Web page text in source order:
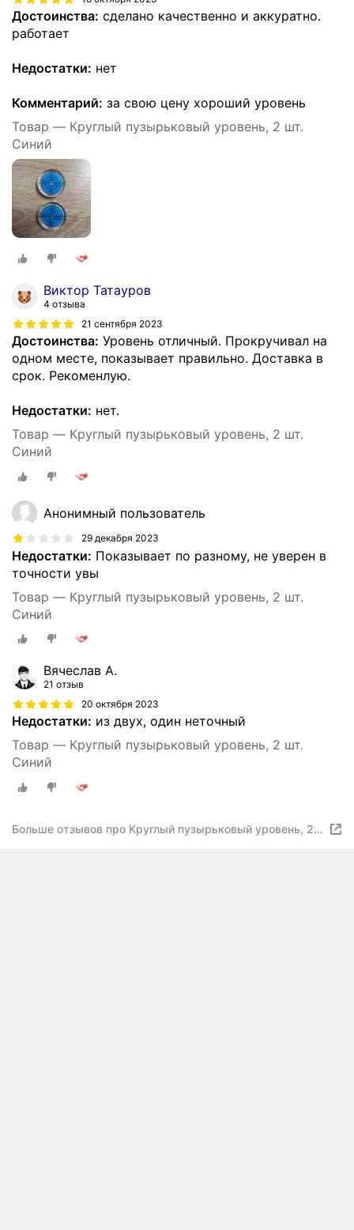
Достоинства: сделано качественно и аккуратно.
работает
Недостатки: нет
Комментарий: за свою цену хороший уровень
Товар — Круглый пузырьковый уровень, 2 шт.
Синий
Виктор Татауров
4 отзыва
21 сентября 2023
Достоинства: Уровень отличный. Прокручивал на
одном месте, показывает правильно. Доставка в
срок. Рекоменлую.
Недостатки: нет.
Товар — Круглый пузырьковый уровень, 2 шт.
Синий
Анонимный пользователь
29 декабря 2023
Недостатки: Показывает по разному, не уверен в
точности увы
Товар — Круглый пузырьковый уровень, 2 шт.
Синий
Вячеслав А.
21 отзыв
20 октября 2023
Недостатки: из двух, один неточный
Товар — Круглый пузырьковый уровень, 2 шт.
Синий
Больше отзывов про Круглый пузырьковый уровень, 2